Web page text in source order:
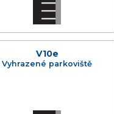
V10e
Vyhrazené parkoviště